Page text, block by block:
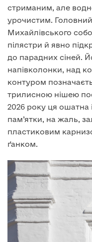
стриманим, але
урочистим.
Михайлівського
пілястри й явно
до парадних сіней.
напівколонки, над
контуром
трилисною нішею
2026 року ця ошатна
пам’ятки, на жаль,
пластиковим
ґанком.